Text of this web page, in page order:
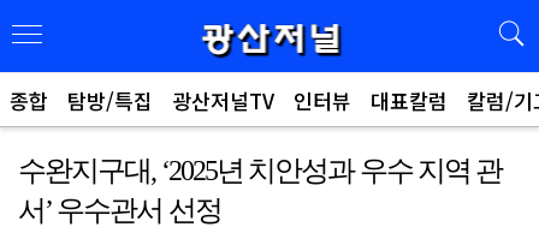
종합 탐방/특집 광산저널TV 인터뷰 대표칼럼 칼럼/기
수완지구대, ‘2025년 치안성과 우수 지역 관
서’ 우수관서 선정